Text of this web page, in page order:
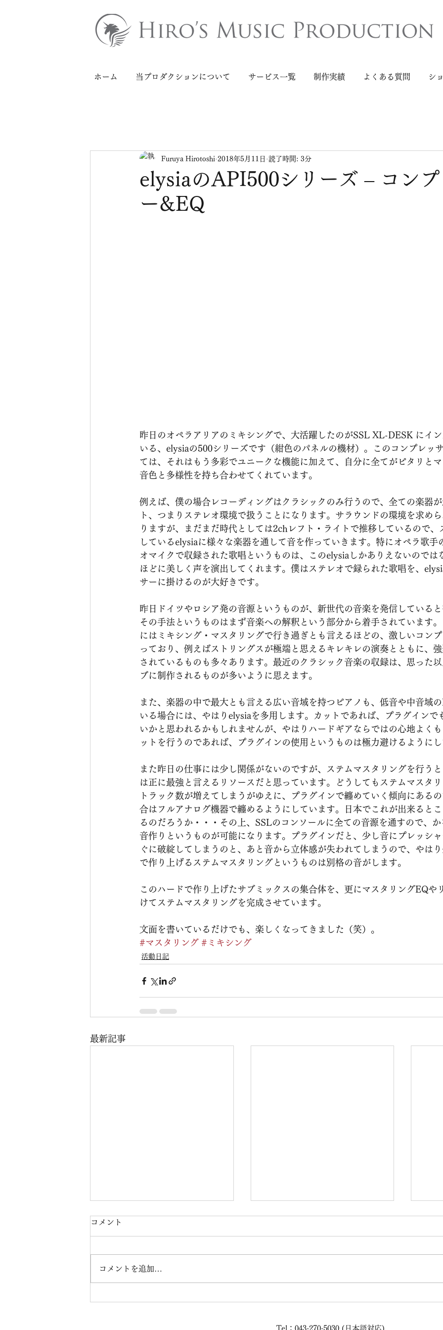
ホーム 当プロダクションについて サービス一覧 制作実績 よくある質問 シ
elysiaのAPI500シリーズ – コン
ー&EQ
Furuya Hirotoshi 2018年5月11日 読了時間: 3分
昨日のオペラアリアのミキシングで、大活躍したのがSSL XL-DESK にイ
いる、elysiaの500シリーズです（紺色のパネルの機材）。このコンプレッ
ては、それはもう多彩でユニークな機能に加えて、自分に全てがピタリと
音色と多様性を持ち合わせてくれています。
例えば、僕の場合レコーディングはクラシックのみ行うので、全ての楽器が
ト、つまりステレオ環境で扱うことになります。サラウンドの環境を求め
りますが、まだまだ時代としては2chレフト・ライトで推移しているので、
しているelysiaに様々な楽器を通して音を作っていきます。特にオペラ歌手
オマイクで収録された歌唱というものは、このelysiaしかありえないのでは
ほどに美しく声を演出してくれます。僕はステレオで録られた歌唱を、
サーに掛けるのが大好きです。
昨日ドイツやロシア発の音源というものが、新世代の音楽を発信していると
その手法というものはまず音楽への解釈という部分から着手されています
にはミキシング・マスタリングで行き過ぎとも言えるほどの、激しいコン
っており、例えばストリングスが極端と思えるキレキレの演奏とともに、
されているものも多々あります。最近のクラシック音楽の収録は、思った
ブに制作されるものが多いように思えます。
また、楽器の中で最大とも言える広い音域を持つピアノも、低音や中音域
いる場合には、やはりelysiaを多用します。カットであれば、プラグインで
いかと思われるかもしれませんが、やはりハードギアならではの心地よく
ットを行うのであれば、プラグインの使用というものは極力避けるようにし
また昨日の仕事には少し関係がないのですが、ステムマスタリングを行う
は正に最強と言えるリソースだと思っています。どうしてもステムマスタリ
トラック数が増えてしまうがゆえに、プラグインで纏めていく傾向にある
合はフルアナログ機器で纏めるようにしています。日本でこれが出来ると
るのだろうか・・・その上、SSLのコンソールに全ての音源を通すので、
音作りというものが可能になります。プラグインだと、少し音にプレッシ
ぐに破綻してしまうのと、あと音から立体感が失われてしまうので、やは
で作り上げるステムマスタリングというものは別格の音がします。
このハードで作り上げたサブミックスの集合体を、更にマスタリングEQや
けてステムマスタリングを完成させています。
文面を書いているだけでも、楽しくなってきました（笑）。
#マスタリング #ミキシング
活動日記
最新記事
ART OF RICHARD
IGS Audio Japan設立のお知
SPL
コメント
コメントを追加…
Tel：043-270-5030 (日本語対応)